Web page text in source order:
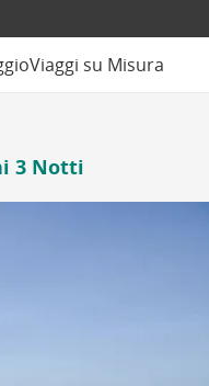
Viaggi su Misura
3 Notti